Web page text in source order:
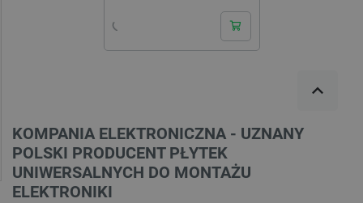
KOMPANIA ELEKTRONICZNA - UZNANY
POLSKI PRODUCENT PŁYTEK
UNIWERSALNYCH DO MONTAŻU
ELEKTRONIKI